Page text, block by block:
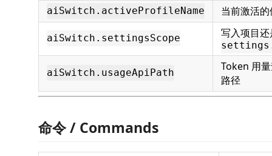
aiSwitch.activeProfileName 当前激活
aiSwitch.settingsScope 写入项目
aiSwitch.usageApiPath
Token 用
路径
命令 / Commands